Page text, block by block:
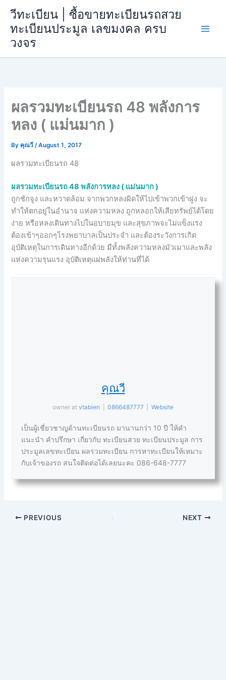
content
วีทะเบียน | ซื้อขายทะเบียนรถสวย
ทะเบียนประมูล เลขมงคล ครบ
วงจร
ผลรวมทะเบียนรถ 48 พลังการ
หลง ( แม่นมาก )
By คุณวี/August 1, 2017
ผลรวมทะเบียนรถ 48
ผลรวมทะเบียนรถ 48 พลังการหลง ( แม่นมาก )
ถูกชักจูง และหวาดล้อม จากพวกหลงผิดให้ไปเข้าพวกเข้าฝูง จะ
ทำให้ตกอยู่ในอำนาจ แห่งความหลง ถูกหลอกให้เสียทรัพย์ได้โดย
ง่าย หรือหลงเดินทางไปในอบายมุข และสุขภาพจะไม่แข็งแรง
ต้องเข้าๆออกๆโรงพยาบาลเป็นประจำ และต้องระวังการเกิด
อุบัติเหตุในการเดินทางอีกด้วย มีทั้งพลังความหลงมัวเมาและพลัง
แห่งความรุนแรง อุบัติเหตุแผ่พลังให้ท่านที่ได้
คุณวี
owner at vtabien 0866487777 Website
เป็นผู้เชี่ยวชาญด้านทะเบียนรถ มานานกว่า 10 ปี ให้คำ
แนะนำ คำปรึกษา เกี่ยวกับ ทะเบียนสวย ทะเบียนประมูล การ
ประมูลเลขทะเบียน ผลรวมทะเบียน การหาทะเบียนให้เหมาะ
กับเจ้าของรถ สนใจติดต่อได้เลยนะคะ 086-648-7777
PREVIOUS NEXT